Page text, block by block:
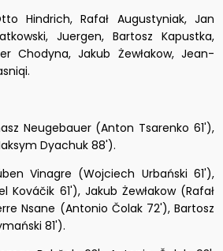
Hindrich, Rafał Augustyniak, Jan
Juergen, Bartosz Kapustka,
Chodyna, Jakub Żewłakow, Jean-
Neugebauer (Anton Tsarenko 61'),
Dyachuk 88').
Vinagre (Wojciech Urbański 61'),
Kováčik 61'), Jakub Żewłakow (Rafał
Nsane (Antonio Čolak 72'), Bartosz
81').